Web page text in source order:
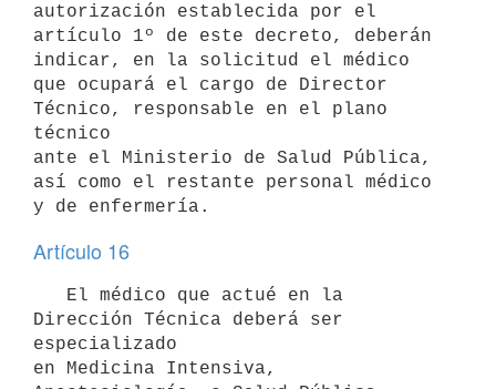
autorización establecida por el
artículo 1º de este decreto, deberán
indicar, en la solicitud el médico
que ocupará el cargo de Director
Técnico, responsable en el plano
técnico
ante el Ministerio de Salud Pública,
así como el restante personal médico
y de enfermería.
Artículo 16
Dirección Técnica deberá ser
especializado
en Medicina Intensiva,